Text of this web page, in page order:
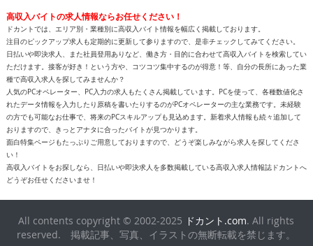
高収入バイトの求人情報ならお任せください！
ドカントでは、エリア別・業種別に高収入バイト情報を幅広く掲載しております。
注目のピックアップ求人も定期的に更新して参りますので、是非チェックしてみてください。
日払いや即決求人、また社員登用ありなど、働き方・目的に合わせて高収入バイトを検索してい
ただけます。接客が好き！という方や、コツコツ集中するのが得意！等、自分の長所にあった業
種で高収入求人を探してみませんか？
人気のPCオペレーター、PC入力の求人もたくさん掲載しています。PCを使って、各種数値化さ
れたデータ情報を入力したり原稿を書いたりするのがPCオペレーターの主な業務です。未経験
の方でも可能なお仕事で、将来のPCスキルアップも見込めます。新着求人情報も続々追加して
おりますので、きっとアナタに合ったバイトが見つかります。
面白特集ページもたっぷりご用意しておりますので、どうぞ楽しみながら求人を探してくださ
い！
高収入バイトをお探しなら、日払いや即決求人を多数掲載している高収入求人情報誌ドカントへ
どうぞお任せくださいませ！
All contents copyright © 2002-2025 ドカント.com. All rights
reserved. 掲載記事、写真、イラストの無断転載を禁じます。